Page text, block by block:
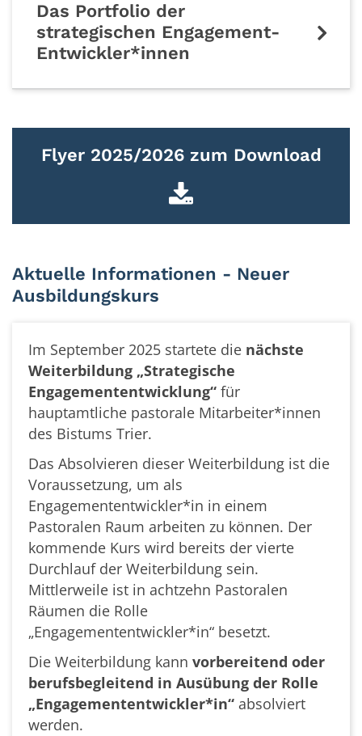
Das Portfolio der
strategischen Engagement-
Entwickler*innen
Flyer 2025/2026 zum Download
Aktuelle Informationen - Neuer
Ausbildungskurs
Im September 2025 startete die nächste
Weiterbildung „Strategische
Engagemententwicklung“ für
hauptamtliche pastorale Mitarbeiter*innen
des Bistums Trier.
Das Absolvieren dieser Weiterbildung ist die
Voraussetzung, um als
Engagemententwickler*in in einem
Pastoralen Raum arbeiten zu können. Der
kommende Kurs wird bereits der vierte
Durchlauf der Weiterbildung sein.
Mittlerweile ist in achtzehn Pastoralen
Räumen die Rolle
„Engagemententwickler*in“ besetzt.
Die Weiterbildung kann vorbereitend oder
berufsbegleitend in Ausübung der Rolle
„Engagemententwickler*in“ absolviert
werden.